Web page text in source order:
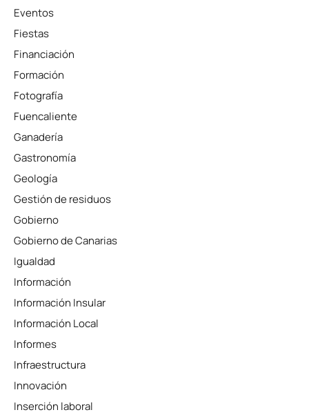
Eventos
Fiestas
Financiación
Formación
Fotografía
Fuencaliente
Ganadería
Gastronomía
Geología
Gestión de residuos
Gobierno
Gobierno de Canarias
Igualdad
Información
Información Insular
Información Local
Informes
Infraestructura
Innovación
Inserción laboral